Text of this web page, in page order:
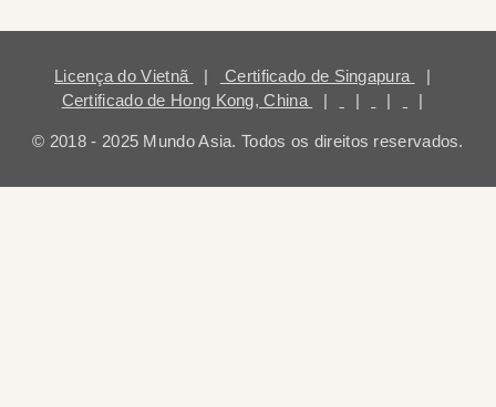
Licença do Vietnã | Certificado de Singapura
|
Certificado de Hong Kong, China
| | | |
© 2018 - 2025 Mundo Asia. Todos os direitos reservados.